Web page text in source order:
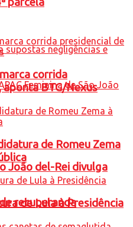
João del-Rei divulga
recuperanda
corrida
BTG/Nexus
de Romeu Zema
de Lula à Presidência